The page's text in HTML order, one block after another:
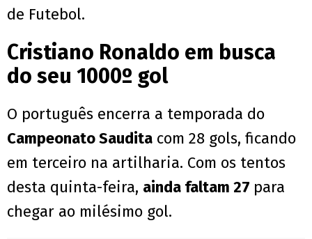
de Futebol.
Cristiano Ronaldo em busca
do seu 1000º gol
O português encerra a temporada do
Campeonato Saudita com 28 gols, ficando
em terceiro na artilharia. Com os tentos
desta quinta-feira, ainda faltam 27 para
chegar ao milésimo gol.